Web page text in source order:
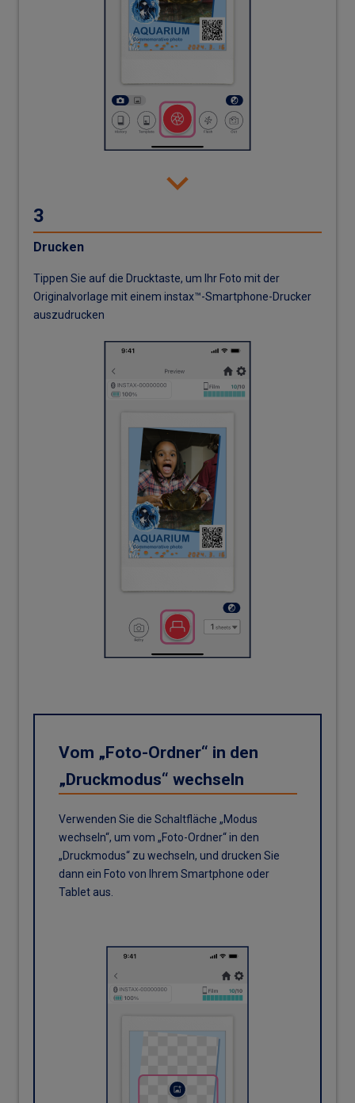
3
Drucken
Tippen Sie auf die Drucktaste, um Ihr Foto mit der
Originalvorlage mit einem instax™-Smartphone-Drucker
auszudrucken
Vom „Foto-Ordner“ in den
„Druckmodus“ wechseln
Verwenden Sie die Schaltfläche „Modus
wechseln“, um vom „Foto-Ordner“ in den
„Druckmodus“ zu wechseln, und drucken Sie
dann ein Foto von Ihrem Smartphone oder
Tablet aus.